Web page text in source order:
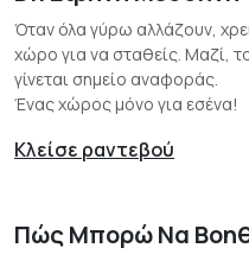
Όταν όλα γύρω αλλάζουν,
χώρο για να σταθείς. Μαζί,
γίνεται σημείο αναφοράς.
Ένας χώρος μόνο για εσένα!
Κλείσε ραντεβού
Πώς Μπορώ Να